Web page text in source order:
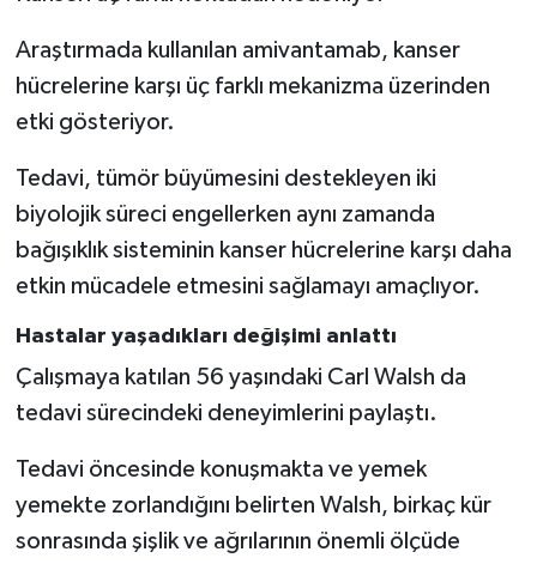
Araştırmada kullanılan amivantamab, kanser
hücrelerine karşı üç farklı mekanizma üzerinden
etki gösteriyor.
Tedavi, tümör büyümesini destekleyen iki
biyolojik süreci engellerken aynı zamanda
bağışıklık sisteminin kanser hücrelerine karşı daha
etkin mücadele etmesini sağlamayı amaçlıyor.
Hastalar yaşadıkları değişimi anlattı
Çalışmaya katılan 56 yaşındaki Carl Walsh da
tedavi sürecindeki deneyimlerini paylaştı.
Tedavi öncesinde konuşmakta ve yemek
yemekte zorlandığını belirten Walsh, birkaç kür
sonrasında şişlik ve ağrılarının önemli ölçüde